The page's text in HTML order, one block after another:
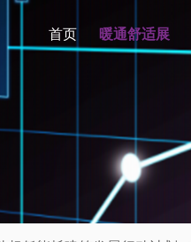
首页 暖通舒适展